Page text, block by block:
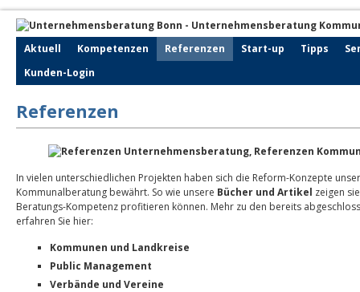
Aktuell Kompetenzen Referenzen Start-up Tipps
Kunden-Login
Referenzen
In vielen unterschiedlichen Projekten haben sich die Reform-Konzepte
Kommunalberatung bewährt. So wie unsere Bücher und Artikel zeigen
Beratungs-Kompetenz profitieren können. Mehr zu den bereits
erfahren Sie hier:
Kommunen und Landkreise
Public Management
Verbände und Vereine